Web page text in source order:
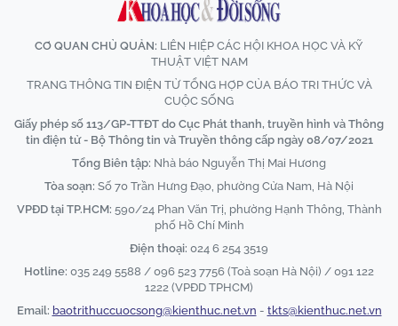
CƠ QUAN CHỦ QUẢN: LIÊN HIỆP CÁC HỘI KHOA HỌC VÀ KỸ
THUẬT VIỆT NAM
TRANG THÔNG TIN ĐIỆN TỬ TỔNG HỢP CỦA BÁO TRI THỨC VÀ
CUỘC SỐNG
Giấy phép số 113/GP-TTĐT do Cục Phát thanh, truyền hình và Thông
tin điện tử - Bộ Thông tin và Truyền thông cấp ngày 08/07/2021
Tổng Biên tập: Nhà báo Nguyễn Thị Mai Hương
Tòa soạn: Số 70 Trần Hưng Đạo, phường Cửa Nam, Hà Nội
VPĐD tại TP.HCM: 590/24 Phan Văn Trị, phường Hạnh Thông, Thành
phố Hồ Chí Minh
Điện thoại: 024 6 254 3519
Hotline: 035 249 5588 / 096 523 7756 (Toà soạn Hà Nội) / 091 122
1222 (VPĐD TPHCM)
Email: baotrithuccuocsong@kienthuc.net.vn - tkts@kienthuc.net.vn